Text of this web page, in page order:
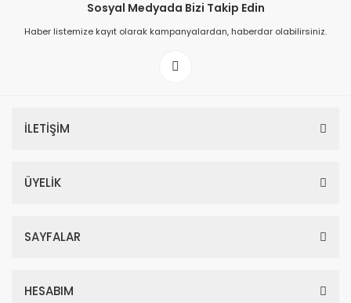
Sosyal Medyada Bizi Takip Edin
Haber listemize kayıt olarak kampanyalardan, haberdar olabilirsiniz.
İLETİŞİM
ÜYELİK
SAYFALAR
HESABIM